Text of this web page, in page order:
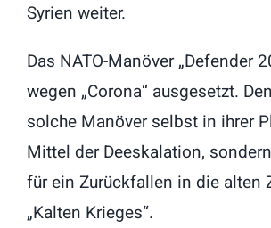
Syrien weiter.
Das NATO-Manöver „Defender
wegen „Corona“ ausgesetzt.
solche Manöver selbst in ihrer
Mittel der Deeskalation,
für ein Zurückfallen in die alten
„Kalten Krieges“.